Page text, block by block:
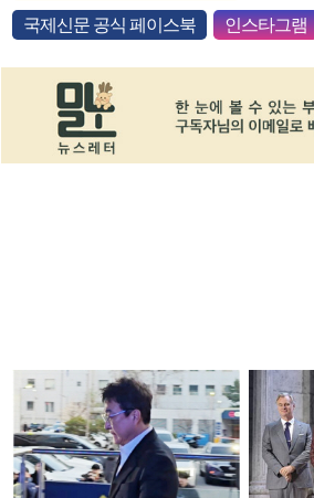
국제신문 공식 페이스북 인스타그램